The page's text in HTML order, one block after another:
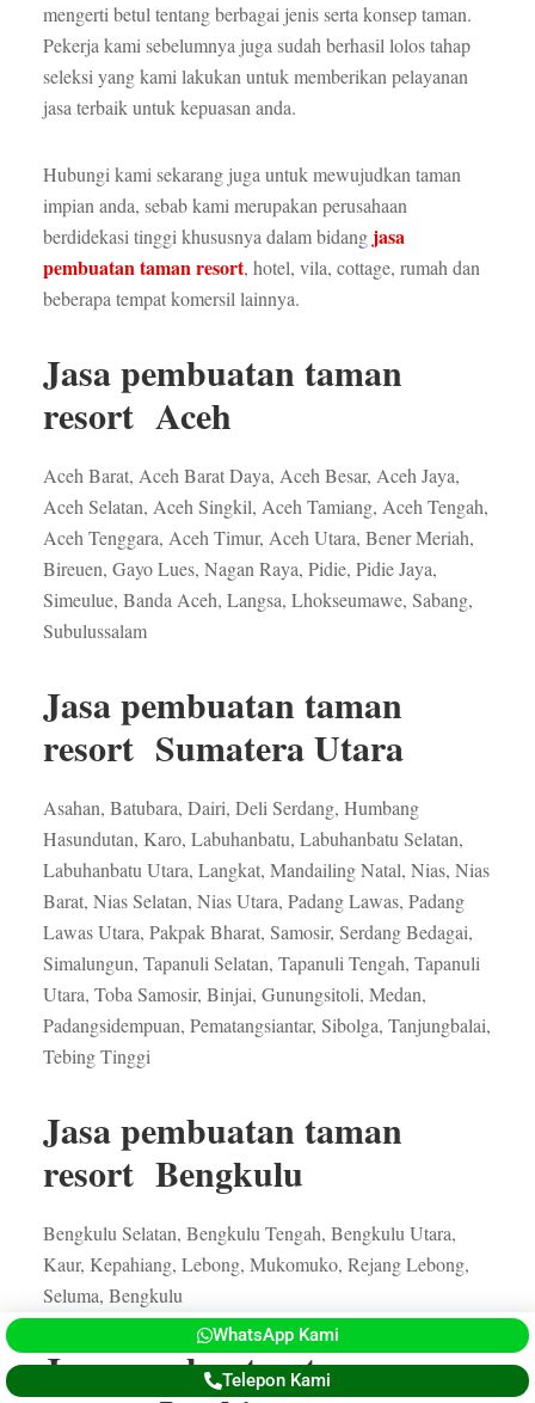
mengerti betul tentang berbagai jenis serta konsep taman.
Pekerja kami sebelumnya juga sudah berhasil lolos tahap
seleksi yang kami lakukan untuk memberikan pelayanan
jasa terbaik untuk kepuasan anda.
Hubungi kami sekarang juga untuk mewujudkan taman
impian anda, sebab kami merupakan perusahaan
berdidekasi tinggi khususnya dalam bidang jasa
pembuatan taman resort, hotel, vila, cottage, rumah dan
beberapa tempat komersil lainnya.
Jasa pembuatan taman
resort Aceh
Aceh Barat, Aceh Barat Daya, Aceh Besar, Aceh Jaya,
Aceh Selatan, Aceh Singkil, Aceh Tamiang, Aceh Tengah,
Aceh Tenggara, Aceh Timur, Aceh Utara, Bener Meriah,
Bireuen, Gayo Lues, Nagan Raya, Pidie, Pidie Jaya,
Simeulue, Banda Aceh, Langsa, Lhokseumawe, Sabang,
Subulussalam
Jasa pembuatan taman
resort Sumatera Utara
Asahan, Batubara, Dairi, Deli Serdang, Humbang
Hasundutan, Karo, Labuhanbatu, Labuhanbatu Selatan,
Labuhanbatu Utara, Langkat, Mandailing Natal, Nias, Nias
Barat, Nias Selatan, Nias Utara, Padang Lawas, Padang
Lawas Utara, Pakpak Bharat, Samosir, Serdang Bedagai,
Simalungun, Tapanuli Selatan, Tapanuli Tengah, Tapanuli
Utara, Toba Samosir, Binjai, Gunungsitoli, Medan,
Padangsidempuan, Pematangsiantar, Sibolga, Tanjungbalai,
Tebing Tinggi
Jasa pembuatan taman
resort Bengkulu
Bengkulu Selatan, Bengkulu Tengah, Bengkulu Utara,
Kaur, Kepahiang, Lebong, Mukomuko, Rejang Lebong,
Seluma, Bengkulu
Jasa pembuatan taman
WhatsApp Kami
Telepon Kami